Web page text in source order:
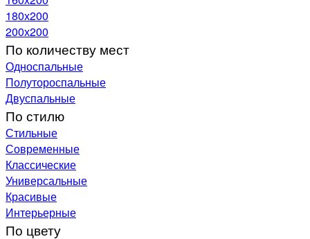
180х200
200х200
По количеству мест
Односпальные
Полутороспальные
Двуспальные
По стилю
Стильные
Современные
Классические
Универсальные
Красивые
Интерьерные
По цвету